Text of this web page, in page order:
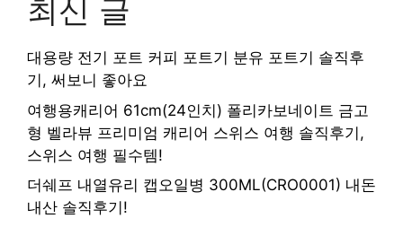
최신 글
대용량 전기 포트 커피 포트기 분유 포트기 솔직후
기, 써보니 좋아요
여행용캐리어 61cm(24인치) 폴리카보네이트 금고
형 벨라뷰 프리미엄 캐리어 스위스 여행 솔직후기,
스위스 여행 필수템!
더쉐프 내열유리 캡오일병 300ML(CRO0001) 내돈
내산 솔직후기!